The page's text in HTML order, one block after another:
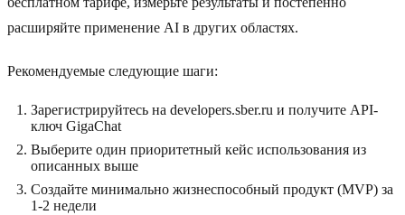
расширяйте применение AI в других областях.
Рекомендуемые следующие шаги:
Зарегистрируйтесь на developers.sber.ru и получите API-
ключ GigaChat
Выберите один приоритетный кейс использования из
описанных выше
Создайте минимально жизнеспособный продукт (MVP) за
1-2 недели